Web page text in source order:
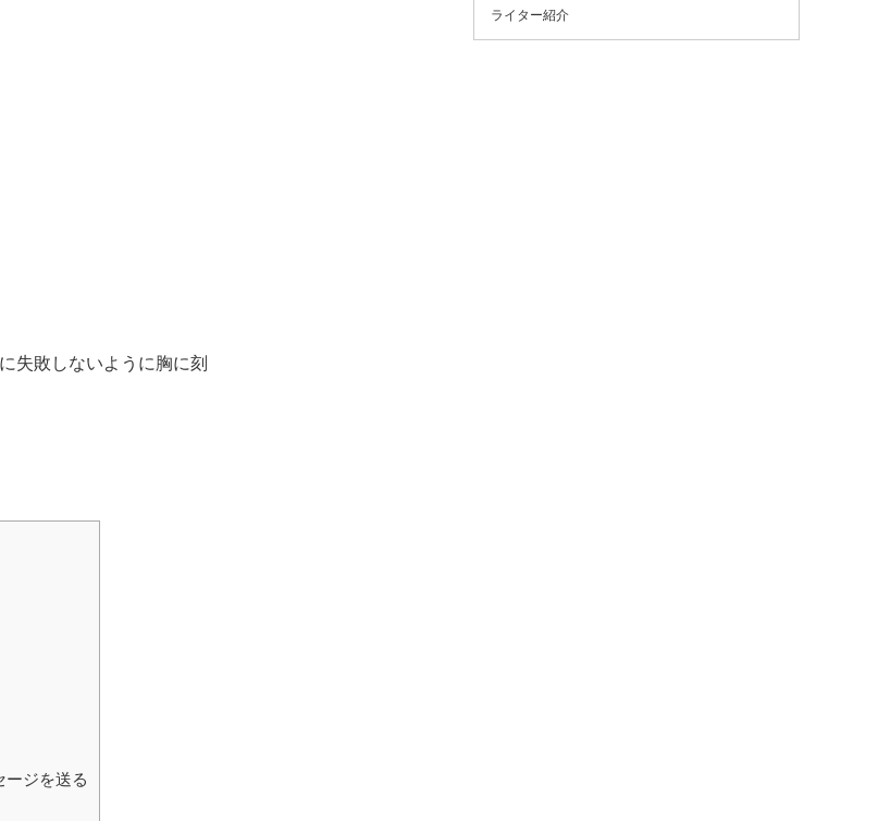
失敗しないように胸に刻
ージを送る
ライター紹介